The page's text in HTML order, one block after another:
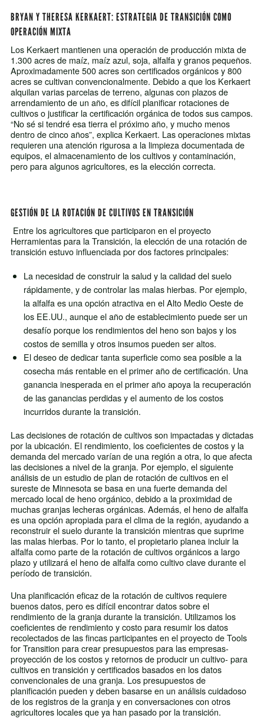
BRYAN Y THERESA KERKAERT: ESTRATEGIA DE TRANSICIÓN COMO
OPERACIÓN MIXTA
Los Kerkaert mantienen una operación de producción mixta de
1.300 acres de maíz, maíz azul, soja, alfalfa y granos pequeños.
Aproximadamente 500 acres son certificados orgánicos y 800
acres se cultivan convencionalmente. Debido a que los Kerkaert
alquilan varias parcelas de terreno, algunas con plazos de
arrendamiento de un año, es difícil planificar rotaciones de
cultivos o justificar la certificación orgánica de todos sus campos.
“No sé si tendré esa tierra el próximo año, y mucho menos
dentro de cinco años”, explica Kerkaert. Las operaciones mixtas
requieren una atención rigurosa a la limpieza documentada de
equipos, el almacenamiento de los cultivos y contaminación,
pero para algunos agricultores, es la elección correcta.
GESTIÓN DE LA ROTACIÓN DE CULTIVOS EN TRANSICIÓN
Entre los agricultores que participaron en el proyecto
Herramientas para la Transición, la elección de una rotación de
transición estuvo influenciada por dos factores principales:
La necesidad de construir la salud y la calidad del suelo
rápidamente, y de controlar las malas hierbas. Por ejemplo,
la alfalfa es una opción atractiva en el Alto Medio Oeste de
los EE.UU., aunque el año de establecimiento puede ser un
desafío porque los rendimientos del heno son bajos y los
costos de semilla y otros insumos pueden ser altos.
El deseo de dedicar tanta superficie como sea posible a la
cosecha más rentable en el primer año de certificación. Una
ganancia inesperada en el primer año apoya la recuperación
de las ganancias perdidas y el aumento de los costos
incurridos durante la transición.
Las decisiones de rotación de cultivos son impactadas y dictadas
por la ubicación. El rendimiento, los coeficientes de costos y la
demanda del mercado varían de una región a otra, lo que afecta
las decisiones a nivel de la granja. Por ejemplo, el siguiente
análisis de un estudio de plan de rotación de cultivos en el
sureste de Minnesota se basa en una fuerte demanda del
mercado local de heno orgánico, debido a la proximidad de
muchas granjas lecheras orgánicas. Además, el heno de alfalfa
es una opción apropiada para el clima de la región, ayudando a
reconstruir el suelo durante la transición mientras que suprime
las malas hierbas. Por lo tanto, el propietario planea incluir la
alfalfa como parte de la rotación de cultivos orgánicos a largo
plazo y utilizará el heno de alfalfa como cultivo clave durante el
período de transición.
Una planificación eficaz de la rotación de cultivos requiere
buenos datos, pero es difícil encontrar datos sobre el
rendimiento de la granja durante la transición. Utilizamos los
coeficientes de rendimiento y costo para resumir los datos
recolectados de las fincas participantes en el proyecto de Tools
for Transition para crear presupuestos para las empresas-
proyección de los costos y retornos de producir un cultivo- para
cultivos en transición y certificados basados en los datos
convencionales de una granja. Los presupuestos de
planificación pueden y deben basarse en un análisis cuidadoso
de los registros de la granja y en conversaciones con otros
agricultores locales que ya han pasado por la transición.